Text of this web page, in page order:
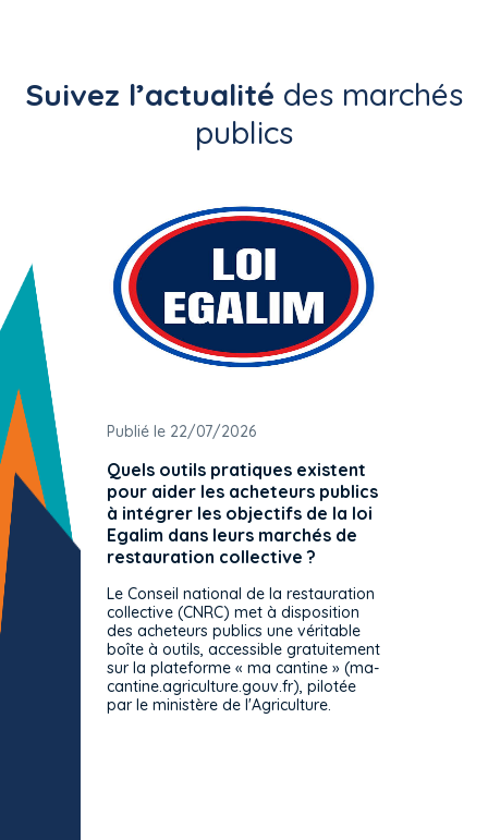
Suivez l’actualité des marchés
publics
Publié le 22/07/2026
Quels outils pratiques existent
pour aider les acheteurs publics
à intégrer les objectifs de la loi
Egalim dans leurs marchés de
restauration collective ?
Le Conseil national de la restauration
collective (CNRC) met à disposition
des acheteurs publics une véritable
boîte à outils, accessible gratuitement
sur la plateforme « ma cantine » (ma-
cantine.agriculture.gouv.fr), pilotée
par le ministère de l'Agriculture.